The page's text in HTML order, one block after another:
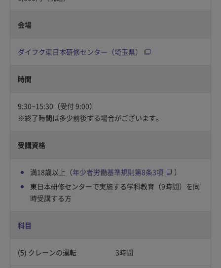
会場
ダイフク東日本研修センター（埼玉県）
時間
9:30~15:30（受付 9:00）
※終了時間は多少前後する場合がございます。
受講資格
満18歳以上（年少者労働基準規則第8条3項
）
東日本研修センターで実施する学科教育（9時間）を同
時受講する方​
科目
(5) クレーンの運転 3時間